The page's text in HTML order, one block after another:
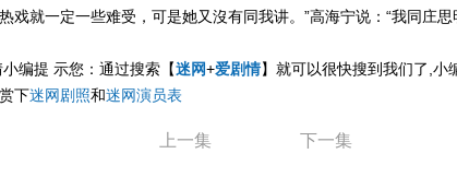
戏就一定一些难受，可是她又沒有同我讲。”高海宁说：“我同庄
编提 示您：通过搜索【迷网+爱剧情】就可以很快搜到我们了,小
下迷网剧照和迷网演员表
上一集 下一集